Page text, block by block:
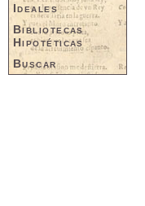
Ideales
Bibliotecas
Hipotéticas
Buscar